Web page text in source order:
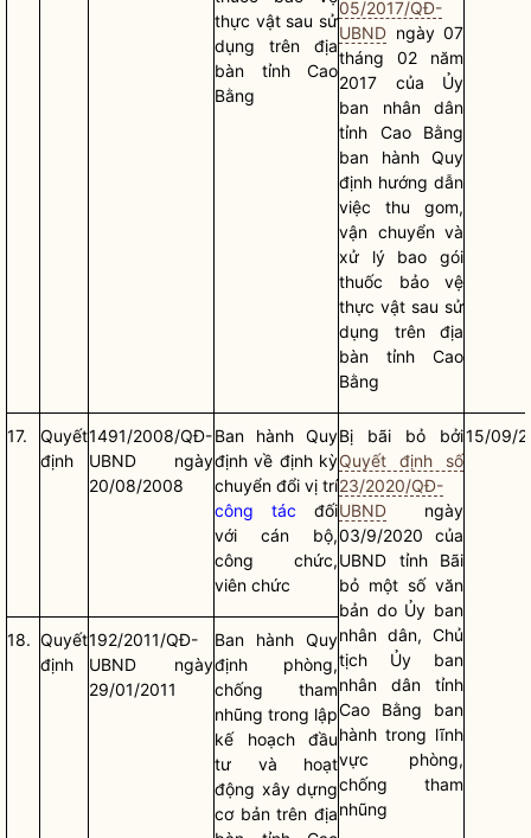
05/2017/QĐ-
UBND ngày 07
tháng 02 năm
2017 của Ủy
ban nhân dân
tỉnh Cao Bằng
ban hành Quy
định hướng dẫn
việc thu gom,
vận chuyển và
xử lý bao gói
thuốc bảo vệ
thực vật sau sử
dụng trên địa
bàn tỉnh Cao
Bằng
thực vật sau sử
dụng trên địa
bàn tỉnh Cao
Bằng
17.
Quyết
định
1491/2008/QĐ-
UBND ngày
20/08/2008
Ban hành Quy
định về định kỳ
chuyển đổi vị trí
công tác đối
với cán bộ,
công chức,
viên chức
Bị bãi bỏ bởi
Quyết định số
23/2020/QĐ-
UBND ngày
03/9/2020 của
UBND tỉnh Bãi
bỏ một số văn
bản do Ủy ban
nhân dân, Chủ
tịch Ủy ban
nhân dân tỉnh
Cao Bằng ban
hành trong lĩnh
vực phòng,
chống tham
nhũng
15/09/
18. Quyết
định
192/2011/QĐ-
UBND ngày
29/01/2011
Ban hành Quy
định phòng,
chống tham
nhũng trong lập
kế hoạch đầu
tư và hoạt
động xây dựng
cơ bản trên địa